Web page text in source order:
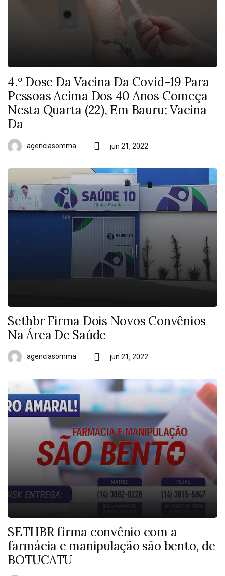
4.º Dose Da Vacina Da Covid-19 Para
Pessoas Acima Dos 40 Anos Começa
Nesta Quarta (22), Em Bauru; Vacina
Da
agenciasomma jun 21, 2022
Sethbr Firma Dois Novos Convênios
Na Área De Saúde
agenciasomma jun 21, 2022
SETHBR firma convênio com a
farmácia e manipulação são bento, de
BOTUCATU